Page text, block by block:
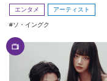
エンタメ アーティスト
ソ・イングク